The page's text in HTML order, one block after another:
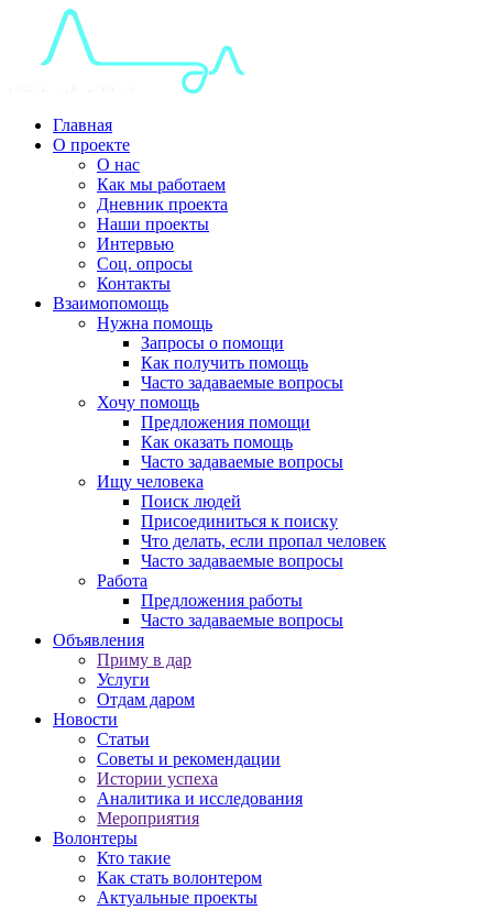
Главная
О проекте
О нас
Как мы работаем
Дневник проекта
Наши проекты
Интервью
Соц. опросы
Контакты
Взаимопомощь
Нужна помощь
Запросы о помощи
Как получить помощь
Часто задаваемые вопросы
Хочу помощь
Предложения помощи
Как оказать помощь
Часто задаваемые вопросы
Ищу человека
Поиск людей
Присоединиться к поиску
Что делать, если пропал человек
Часто задаваемые вопросы
Работа
Предложения работы
Часто задаваемые вопросы
Объявления
Приму в дар
Услуги
Отдам даром
Новости
Статьи
Советы и рекомендации
Истории успеха
Аналитика и исследования
Мероприятия
Волонтеры
Кто такие
Как стать волонтером
Актуальные проекты